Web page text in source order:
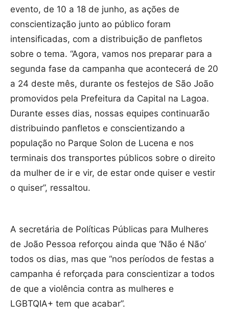
evento, de 10 a 18 de junho, as ações de
conscientização junto ao público foram
intensificadas, com a distribuição de panfletos
sobre o tema. “Agora, vamos nos preparar para a
segunda fase da campanha que acontecerá de 20
a 24 deste mês, durante os festejos de São João
promovidos pela Prefeitura da Capital na Lagoa.
Durante esses dias, nossas equipes continuarão
distribuindo panfletos e conscientizando a
população no Parque Solon de Lucena e nos
terminais dos transportes públicos sobre o direito
da mulher de ir e vir, de estar onde quiser e vestir
o quiser”, ressaltou.
A secretária de Políticas Públicas para Mulheres
de João Pessoa reforçou ainda que ‘Não é Não’
todos os dias, mas que “nos períodos de festas a
campanha é reforçada para conscientizar a todos
de que a violência contra as mulheres e
LGBTQIA+ tem que acabar”.